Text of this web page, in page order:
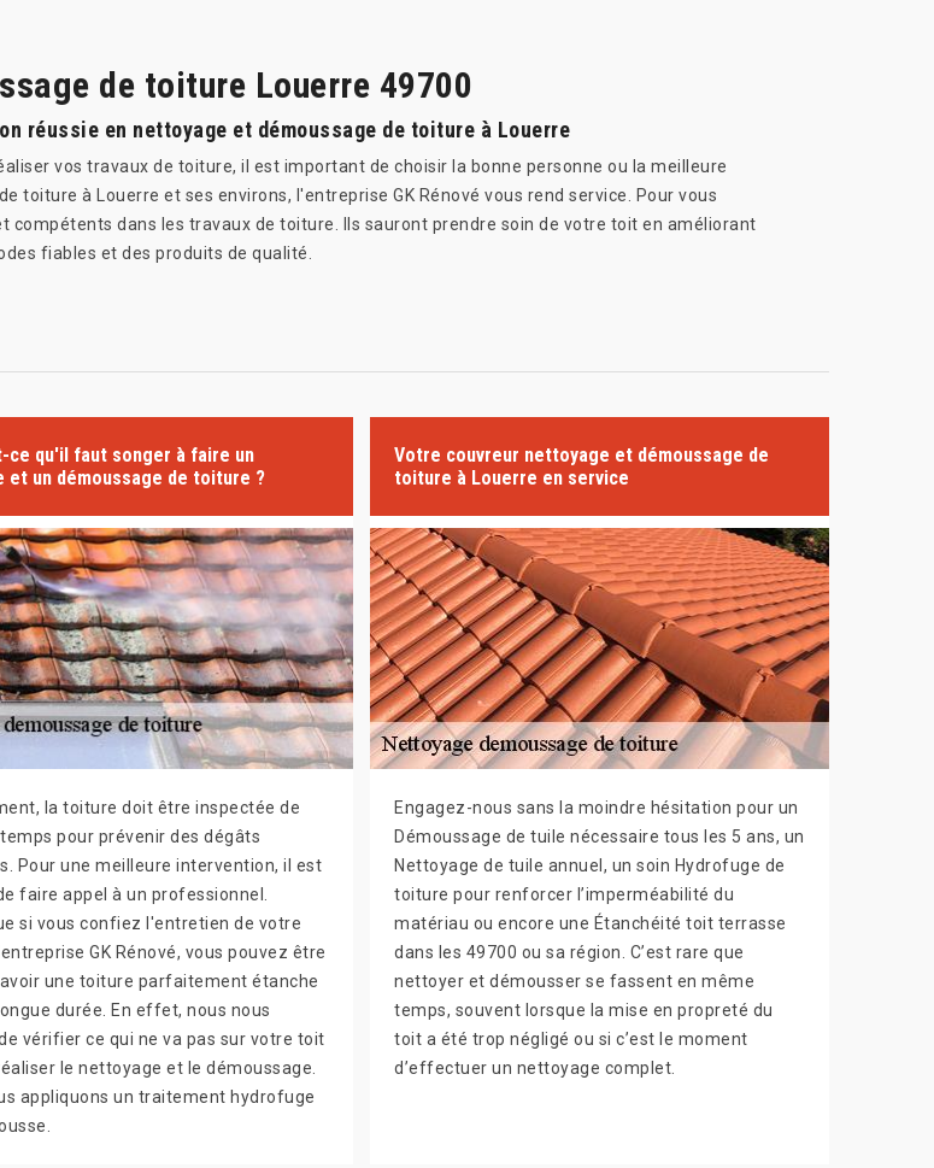
de toiture Louerre 49700
réussie en nettoyage et démoussage de toiture à Louerre
vos travaux de toiture, il est important de choisir la bonne personne ou la meilleure
toiture à Louerre et ses environs, l'entreprise GK Rénové vous rend service. Pour vous
compétents dans les travaux de toiture. Ils sauront prendre soin de votre toit en améliorant
fiables et des produits de qualité.
ce qu'il faut songer à faire un
et un démoussage de toiture ?
la toiture doit être inspectée de
pour prévenir des dégâts
Pour une meilleure intervention, il est
faire appel à un professionnel.
si vous confiez l'entretien de votre
GK Rénové, vous pouvez être
une toiture parfaitement étanche
durée. En effet, nous nous
vérifier ce qui ne va pas sur votre toit
le nettoyage et le démoussage.
appliquons un traitement hydrofuge
Votre couvreur nettoyage et démoussage de
toiture à Louerre en service
Engagez-nous sans la moindre hésitation pour un
Démoussage de tuile nécessaire tous les 5 ans, un
Nettoyage de tuile annuel, un soin Hydrofuge de
toiture pour renforcer l’imperméabilité du
matériau ou encore une Étanchéité toit terrasse
dans les 49700 ou sa région. C’est rare que
nettoyer et démousser se fassent en même
temps, souvent lorsque la mise en propreté du
toit a été trop négligé ou si c’est le moment
d’effectuer un nettoyage complet.